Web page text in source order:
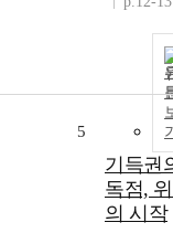
5
기득권
독점,
의 시작